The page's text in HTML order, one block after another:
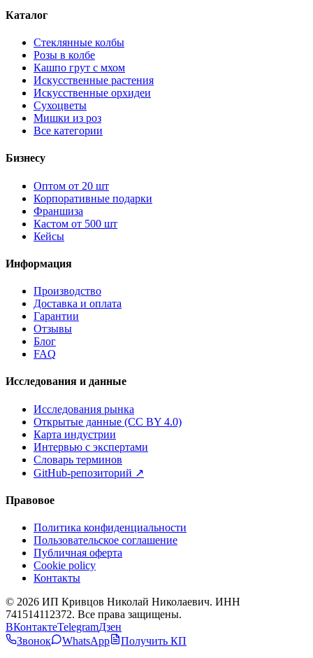
Каталог
Стеклянные колбы
Розы в колбе
Кашпо грут с мхом
Искусственные растения
Искусственные орхидеи
Сухоцветы
Мишки из роз
Все категории
Бизнесу
Оптом от 20 шт
Корпоративные подарки
Франшиза
Кастом от 500 шт
Кейсы
Информация
Производство
Доставка и оплата
Гарантии
Отзывы
Блог
FAQ
Исследования и данные
Исследования рынка
Открытые данные (CC BY 4.0)
Карта индустрии
Интервью с экспертами
Словарь терминов
GitHub-репозиторий ↗
Правовое
Политика конфиденциальности
Пользовательское соглашение
Публичная оферта
Cookie policy
Контакты
© 2026 ИП Кривцов Николай Николаевич. ИНН
741514112372. Все права защищены.
ВКонтактеTelegramДзен
Звонок
WhatsApp
Получить КП